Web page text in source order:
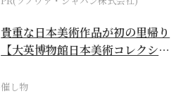
貴重な日本美術作品が初の里帰り
【大英博物館日本美術コレクショ
催し物